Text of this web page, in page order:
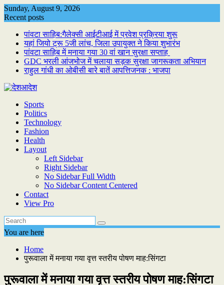
Skip
to
Sunday, August 9, 2026
Recent posts
पांवटा साहिब:गैलेक्सी आईटीआई में प्रवेश प्रक्रिया शुरू
यहां जियो ट्रू 5जी लांच, जिला उपायुक्त ने किया शुभारंभ
पांवटा साहिब में मनाया गया 30 वां खान सुरक्षा सप्ताह
GDC भरली आंजभोज में चलाया सड़क सुरक्षा जागरूकता अभियान
राहुल गांधी का ओबीसी बारे बातें आपत्तिजनक : भाजपा
Sports
Politics
Technology
Fashion
Health
Layout
Left Sidebar
Right Sidebar
No Sidebar Full Width
No Sidebar Content Centered
Contact
View Pro
You are here
Home
पुरूवाला में मनाया गया वृत्त स्तरीय पोषण माह:सिंगटा
पुरूवाला में मनाया गया वृत्त स्तरीय पोषण माह:सिंगटा